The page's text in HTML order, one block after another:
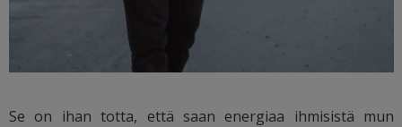
Se on ihan totta, että saan energiaa ihmisistä mun